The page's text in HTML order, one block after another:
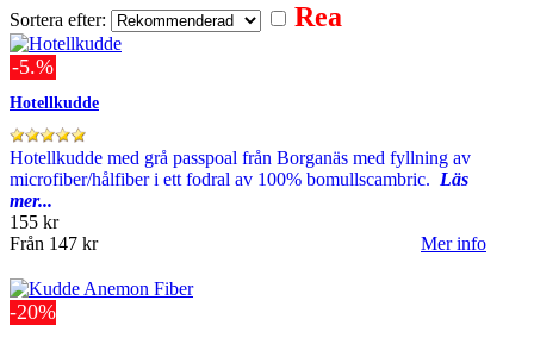
Sortera efter: Rea
-5.%
Hotellkudde
Hotellkudde med grå passpoal från Borganäs med fyllning av
microfiber/hålfiber i ett fodral av 100% bomullscambric. Läs
mer...
155 kr
Från 147 kr Mer info
-20%